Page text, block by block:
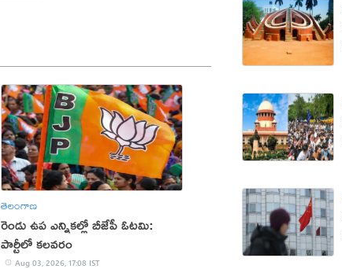
తెలంగాణ
రెండు ఉప ఎన్నికల్లో బీజేపీ ఓటమి:
పార్టీలో కలవరం
Aug 03, 2026, 17:08 IST